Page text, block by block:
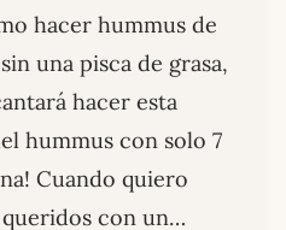
hacer hummus de
una pisca de grasa,
hacer esta
hummus con solo 7
Cuando quiero
con un…